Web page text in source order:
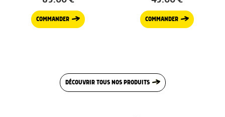
COMMANDER COMMANDER
DÉCOUVRIR TOUS NOS PRODUITS